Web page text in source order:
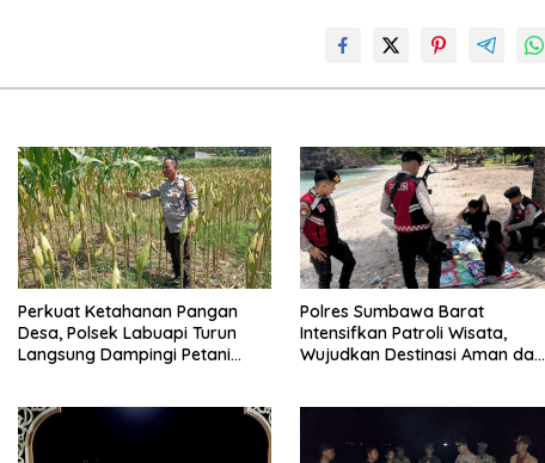
Perkuat Ketahanan Pangan
Desa, Polsek Labuapi Turun
Langsung Dampingi Petani
Polres Sumbawa Barat
Intensifkan Patroli Wisata,
Wujudkan Destinasi Aman dan